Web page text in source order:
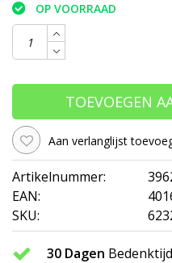
OP VOORRAAD
TOEVOEGEN
Aan verlanglijst
Artikelnummer:
EAN:
SKU:
30 Dagen Bedenktijd